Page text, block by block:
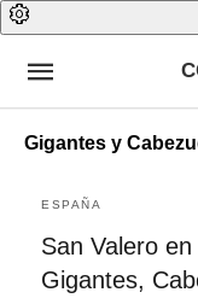
Gigantes y
ESPAÑA
San Valero
Gigantes,